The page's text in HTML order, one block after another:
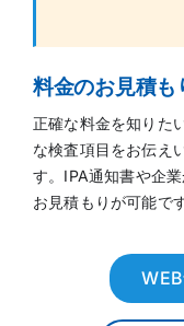
料金のお見積も
正確な料金を知りた
な検査項目をお伝え
す。IPA通知書や企
お見積もりが可能です